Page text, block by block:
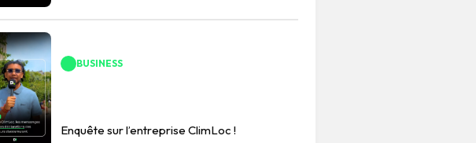
BUSINESS
Enquête sur l’entreprise ClimLoc !